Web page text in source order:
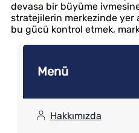
devasa bir büyüme
stratejilerin merkezinde yer
bu gücü kontrol etmek,
Menü
Hakkımızda